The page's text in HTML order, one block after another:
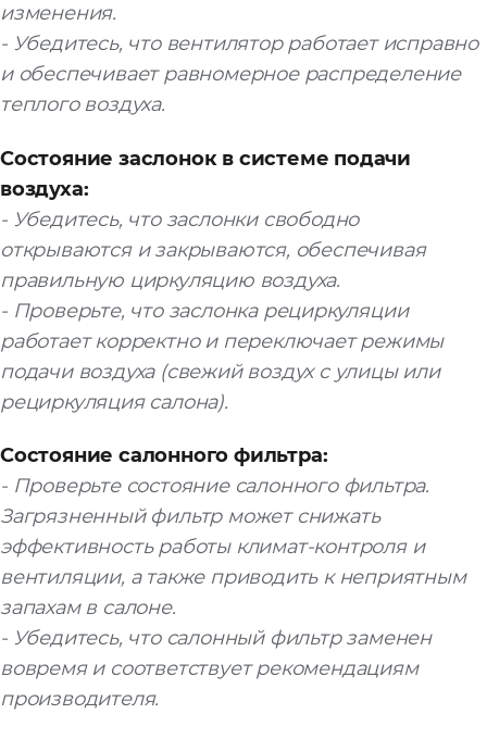
изменения.
- Убедитесь, что вентилятор работает исправно
и обеспечивает равномерное распределение
теплого воздуха.
Состояние заслонок в системе подачи
воздуха:
- Убедитесь, что заслонки свободно
открываются и закрываются, обеспечивая
правильную циркуляцию воздуха.
- Проверьте, что заслонка рециркуляции
работает корректно и переключает режимы
подачи воздуха (свежий воздух с улицы или
рециркуляция салона).
Состояние салонного фильтра:
- Проверьте состояние салонного фильтра.
Загрязненный фильтр может снижать
эффективность работы климат-контроля и
вентиляции, а также приводить к неприятным
запахам в салоне.
- Убедитесь, что салонный фильтр заменен
вовремя и соответствует рекомендациям
производителя.